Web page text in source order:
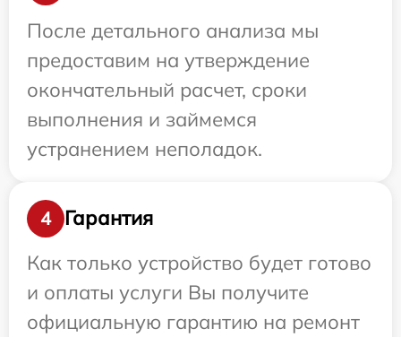
После детального анализа мы
предоставим на утверждение
окончательный расчет, сроки
выполнения и займемся
устранением неполадок.
4
Гарантия
Как только устройство будет готово
и оплаты услуги Вы получите
официальную гарантию на ремонт